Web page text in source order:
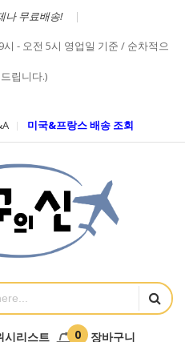
나 무료배송!
- 오전 5시 영업일 기준 / 순차적으
립니다.)
미국&프랑스 배송 조회
시리스트 0 장바구니